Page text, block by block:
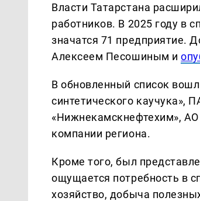
Власти Татарстана
работников. В 2025 году в
значатся 71 предприятие.
Алексеем Песошиным и
В обновленный список
синтетического
«Нижнекамскнефтехим»,
компании региона.
Кроме того, был
ощущается потребность в
хозяйство, добыча